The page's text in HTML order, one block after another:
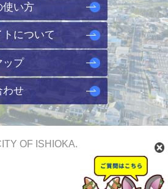
使い方
トについて
ップ
わせ
OF ISHIOKA.